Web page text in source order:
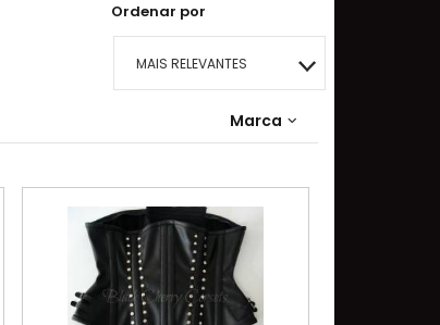
Ordenar por
MAIS RELEVANTES
MAIS VENDIDOS
MAIOR PREÇO
A - Z
Marca